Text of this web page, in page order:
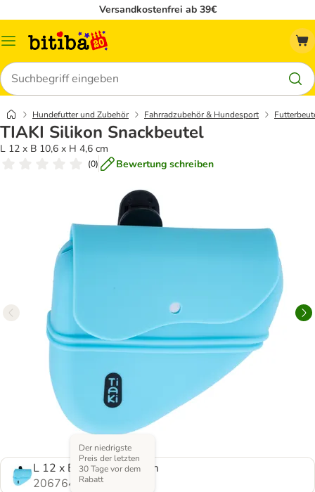
Versandkostenfrei ab 39€
Menü
Suchen
Hundefutter und Zubehör Fahrradzubehör & Hundesport
TIAKI Silikon Snackbeutel
L 12 x B 10,6 x H 4,6 cm
(0) Bewertung schreiben
L 12 x B 10,6 x H 4,6 cm
2067647.0
Der niedrigste
Preis der letzten
30 Tage vor dem
Rabatt